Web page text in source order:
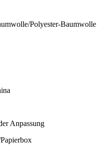
Polyester-Baumwolle
Anpassung